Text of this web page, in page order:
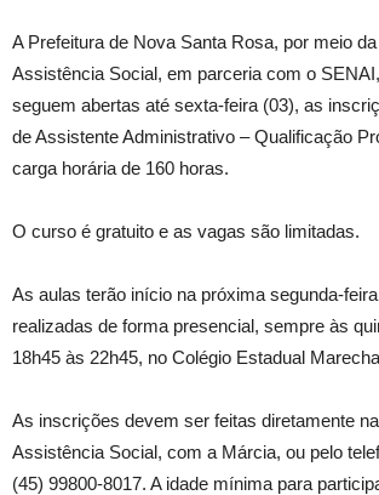
A Prefeitura de Nova Santa Rosa, por meio
Assistência Social, em parceria com o
seguem abertas até sexta-feira (03), as
de Assistente Administrativo – Qualificação
carga horária de 160 horas.
O curso é gratuito e as vagas são limitadas.
As aulas terão início na próxima segunda-
realizadas de forma presencial, sempre às
18h45 às 22h45, no Colégio Estadual
As inscrições devem ser feitas diretamente
Assistência Social, com a Márcia, ou pelo
(45) 99800-8017. A idade mínima para